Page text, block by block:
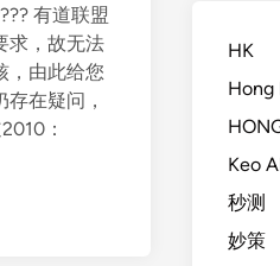
有道联盟
求，故无法
，由此给您
在疑问，
：
HK
Hong
Keo
秒测
妙策